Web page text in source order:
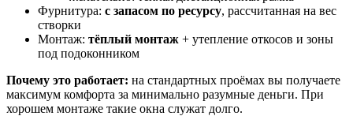
Фурнитура: с запасом по ресурсу, рассчитанная на вес
створки
Монтаж: тёплый монтаж + утепление откосов и зоны
под подоконником
Почему это работает: на стандартных проёмах вы получаете
максимум комфорта за минимально разумные деньги. При
хорошем монтаже такие окна служат долго.